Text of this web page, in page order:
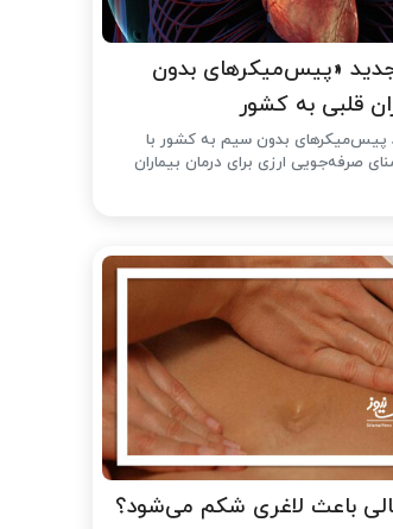
«پیس‌میکرهای بدون
قلبی به کشور
پیس‌میکرهای بدون سیم به کشور با
صرفه‌جویی ارزی برای درمان بیماران
باعث لاغری شکم می‌شود؟